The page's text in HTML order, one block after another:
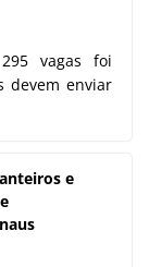
vagas foi
devem enviar
e